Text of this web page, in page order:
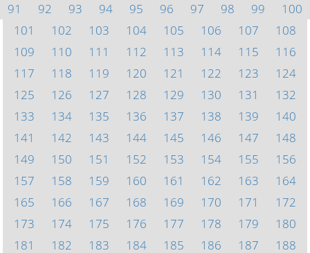
91
92 93 94 95 96 97 98 99
100
101
102 103 104 105 106 107
108
109
110 111 112 113 114 115
116
117
118 119 120 121 122 123
124
125
126 127 128 129 130 131
132
133
134 135 136 137 138 139
140
141
142 143 144 145 146 147
148
149
150 151 152 153 154 155
156
157
158 159 160 161 162 163
164
165
166 167 168 169 170 171
172
173
174 175 176 177 178 179
180
181
182 183 184 185 186 187
188